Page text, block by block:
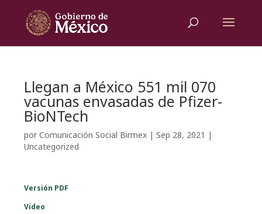
Llegan a México 551 mil 070
vacunas envasadas de Pfizer-
BioNTech
porComunicación Social Birmex |Sep 28, 2021 |
Uncategorized
Versión PDF
Video